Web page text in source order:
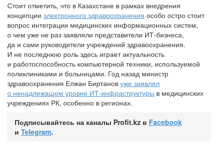
Стоит отметить, что в Казахстане в рамках внедрения
концепции электронного здравоохранения особо остро стоит
вопрос интеграции медицинских информационных систем,
о чем уже не раз заявляли представители ИТ-бизнеса,
да и сами руководители учреждений здравоохранения.
И не последнюю роль здесь играет актуальность
и работоспособность компьютерной техники, используемой
поликлиниками и больницами. Год назад министр
здравоохранения Елжан Биртанов уже заявлял
о ненадлежащем уровне ИТ-инфраструктуры в медицинских
учреждениях РК, особенно в регионах.
Подписывайтесь на каналы Profit.kz в Facebook
и Telegram.